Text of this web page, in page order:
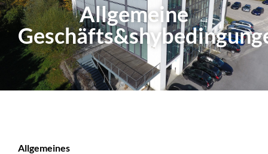
Allgemeine
Allgemeines